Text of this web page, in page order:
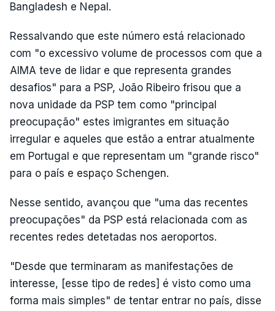
Bangladesh e Nepal.
Ressalvando que este número está relacionado
com "o excessivo volume de processos com que a
AIMA teve de lidar e que representa grandes
desafios" para a PSP, João Ribeiro frisou que a
nova unidade da PSP tem como "principal
preocupação" estes imigrantes em situação
irregular e aqueles que estão a entrar atualmente
em Portugal e que representam um "grande risco"
para o país e espaço Schengen.
Nesse sentido, avançou que "uma das recentes
preocupações" da PSP está relacionada com as
recentes redes detetadas nos aeroportos.
"Desde que terminaram as manifestações de
interesse, [esse tipo de redes] é visto como uma
forma mais simples" de tentar entrar no país, disse